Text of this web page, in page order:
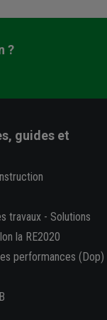
?
guides et
travaux- Solutions
la RE2020
performances (Dop)